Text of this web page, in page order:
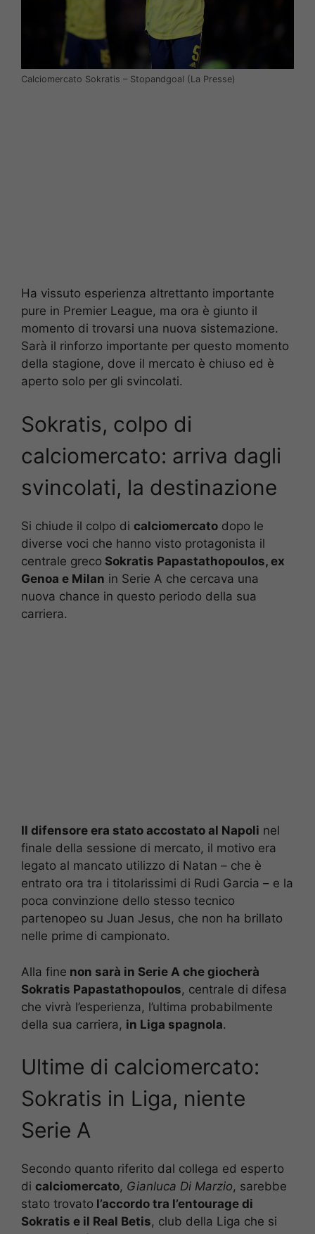
Calciomercato Sokratis – Stopandgoal (La Presse)
Ha vissuto esperienza altrettanto importante
pure in Premier League, ma ora è giunto il
momento di trovarsi una nuova sistemazione.
Sarà il rinforzo importante per questo momento
della stagione, dove il mercato è chiuso ed è
aperto solo per gli svincolati.
Sokratis, colpo di
calciomercato: arriva dagli
svincolati, la destinazione
Si chiude il colpo di calciomercato dopo le
diverse voci che hanno visto protagonista il
centrale greco Sokratis Papastathopoulos, ex
Genoa e Milan in Serie A che cercava una
nuova chance in questo periodo della sua
carriera.
Il difensore era stato accostato al Napoli nel
finale della sessione di mercato, il motivo era
legato al mancato utilizzo di Natan – che è
entrato ora tra i titolarissimi di Rudi Garcia – e la
poca convinzione dello stesso tecnico
partenopeo su Juan Jesus, che non ha brillato
nelle prime di campionato.
Alla fine non sarà in Serie A che giocherà
Sokratis Papastathopoulos, centrale di difesa
che vivrà l’esperienza, l’ultima probabilmente
della sua carriera, in Liga spagnola.
Ultime di calciomercato:
Sokratis in Liga, niente
Serie A
Secondo quanto riferito dal collega ed esperto
di calciomercato, Gianluca Di Marzio, sarebbe
stato trovato l’accordo tra l’entourage di
Sokratis e il Real Betis, club della Liga che si